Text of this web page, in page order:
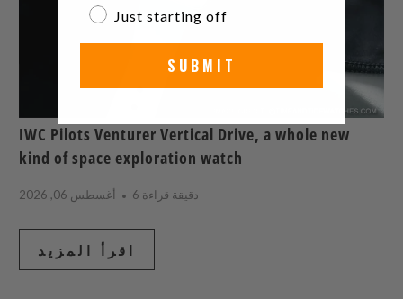
IWC Pilots Venturer Vertical Drive, a whole new
kind of space exploration watch
أغسطس 06, 2026 6 دقيقة قراءة
اقرأ المزيد
Just starting off
SUBMIT